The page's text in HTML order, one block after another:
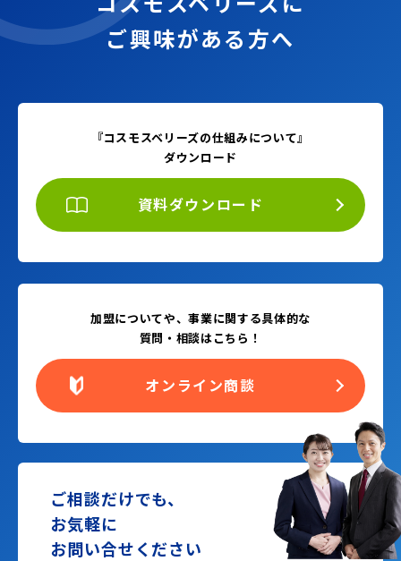
ご興味がある方へ
『コスモスベリーズの仕組みについて』
ダウンロード
資料ダウンロード
加盟についてや、事業に関する具体的な
質問・相談はこちら！
オンライン商談
ご相談だけでも、
お気軽に
お問い合せください